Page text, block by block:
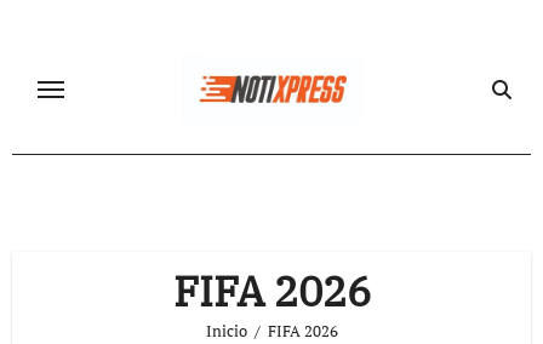
contenido
FIFA 2026
Inicio FIFA 2026